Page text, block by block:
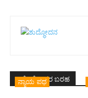
ಇದೇ ಲೇಖಕರ ಬರಹ
ನ್ಯಾಯ ಪಥ